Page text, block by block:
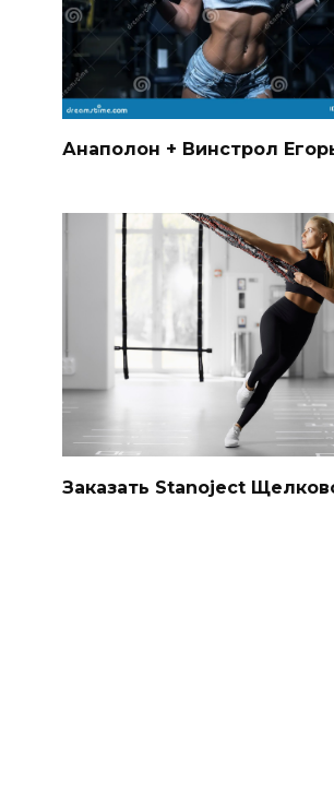
Анаполон + Винстрол
Заказать Stanoject